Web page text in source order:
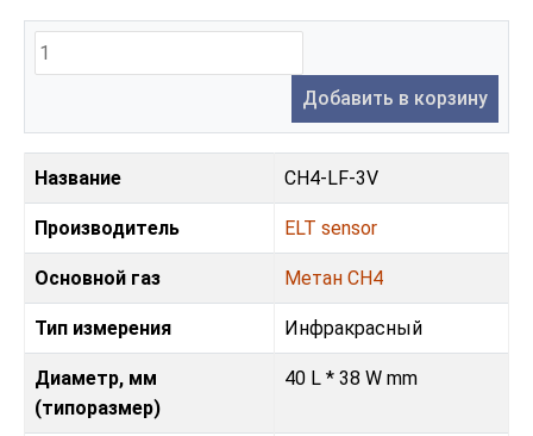
Добавить в корзину
Название CH4-LF-3V
Производитель ELT sensor
Основной газ Метан CH4
Тип измерения Инфракрасный
Диаметр, мм
(типоразмер)
40 L * 38 W mm